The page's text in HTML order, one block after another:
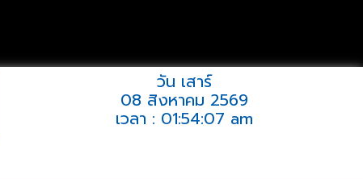
วัน เสาร์
08 สิงหาคม 2569
เวลา : 01:54:07 am